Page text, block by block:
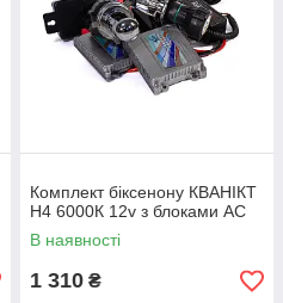
Комплект біксенону КВАНІКТ
H4 6000К 12v з блоками AC
В наявності
1 310 ₴